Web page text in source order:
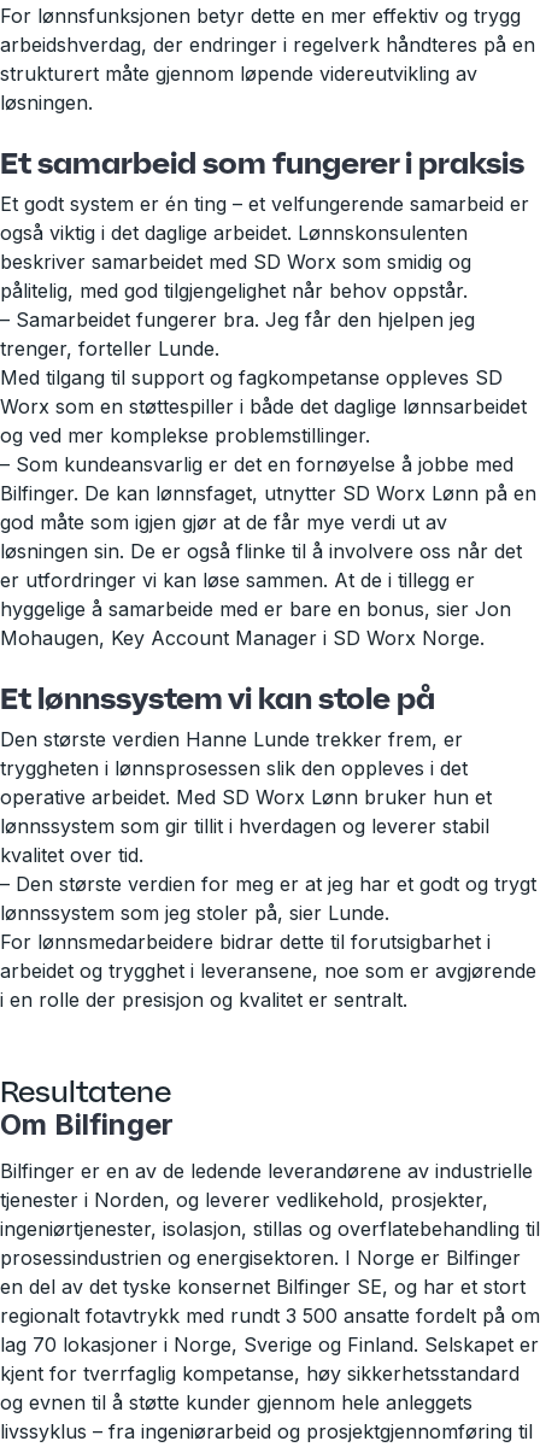
For lønnsfunksjonen betyr dette en mer effektiv og trygg
arbeidshverdag, der endringer i regelverk håndteres på en
strukturert måte gjennom løpende videreutvikling av
løsningen.
Et samarbeid som fungerer i praksis
Et godt system er én ting – et velfungerende samarbeid er
også viktig i det daglige arbeidet. Lønnskonsulenten
beskriver samarbeidet med SD Worx som smidig og
pålitelig, med god tilgjengelighet når behov oppstår.
– Samarbeidet fungerer bra. Jeg får den hjelpen jeg
trenger, forteller Lunde.
Med tilgang til support og fagkompetanse oppleves SD
Worx som en støttespiller i både det daglige lønnsarbeidet
og ved mer komplekse problemstillinger.
– Som kundeansvarlig er det en fornøyelse å jobbe med
Bilfinger. De kan lønnsfaget, utnytter SD Worx Lønn på en
god måte som igjen gjør at de får mye verdi ut av
løsningen sin. De er også flinke til å involvere oss når det
er utfordringer vi kan løse sammen. At de i tillegg er
hyggelige å samarbeide med er bare en bonus, sier Jon
Mohaugen, Key Account Manager i SD Worx Norge.
Et lønnssystem vi kan stole på
Den største verdien Hanne Lunde trekker frem, er
tryggheten i lønnsprosessen slik den oppleves i det
operative arbeidet. Med SD Worx Lønn bruker hun et
lønnssystem som gir tillit i hverdagen og leverer stabil
kvalitet over tid.
– Den største verdien for meg er at jeg har et godt og trygt
lønnssystem som jeg stoler på, sier Lunde.
For lønnsmedarbeidere bidrar dette til forutsigbarhet i
arbeidet og trygghet i leveransene, noe som er avgjørende
i en rolle der presisjon og kvalitet er sentralt.
Resultatene
Om Bilfinger
Bilfinger er en av de ledende leverandørene av industrielle
tjenester i Norden, og leverer vedlikehold, prosjekter,
ingeniørtjenester, isolasjon, stillas og overflatebehandling til
prosessindustrien og energisektoren. I Norge er Bilfinger
en del av det tyske konsernet Bilfinger SE, og har et stort
regionalt fotavtrykk med rundt 3 500 ansatte fordelt på om
lag 70 lokasjoner i Norge, Sverige og Finland. Selskapet er
kjent for tverrfaglig kompetanse, høy sikkerhetsstandard
og evnen til å støtte kunder gjennom hele anleggets
livssyklus – fra ingeniørarbeid og prosjektgjennomføring til